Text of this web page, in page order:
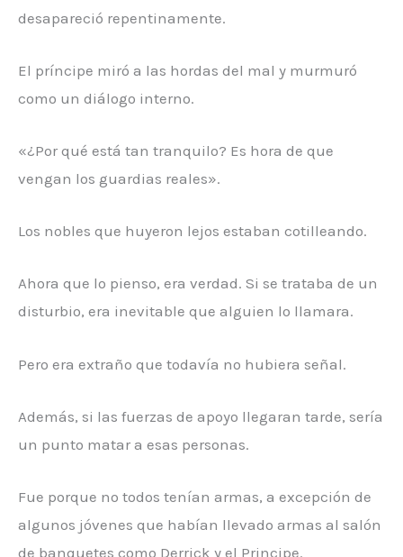
desapareció repentinamente.
El príncipe miró a las hordas del mal y murmuró
como un diálogo interno.
«¿Por qué está tan tranquilo? Es hora de que
vengan los guardias reales».
Los nobles que huyeron lejos estaban cotilleando.
Ahora que lo pienso, era verdad. Si se trataba de un
disturbio, era inevitable que alguien lo llamara.
Pero era extraño que todavía no hubiera señal.
Además, si las fuerzas de apoyo llegaran tarde, sería
un punto matar a esas personas.
Fue porque no todos tenían armas, a excepción de
algunos jóvenes que habían llevado armas al salón
de banquetes como Derrick y el Principe.